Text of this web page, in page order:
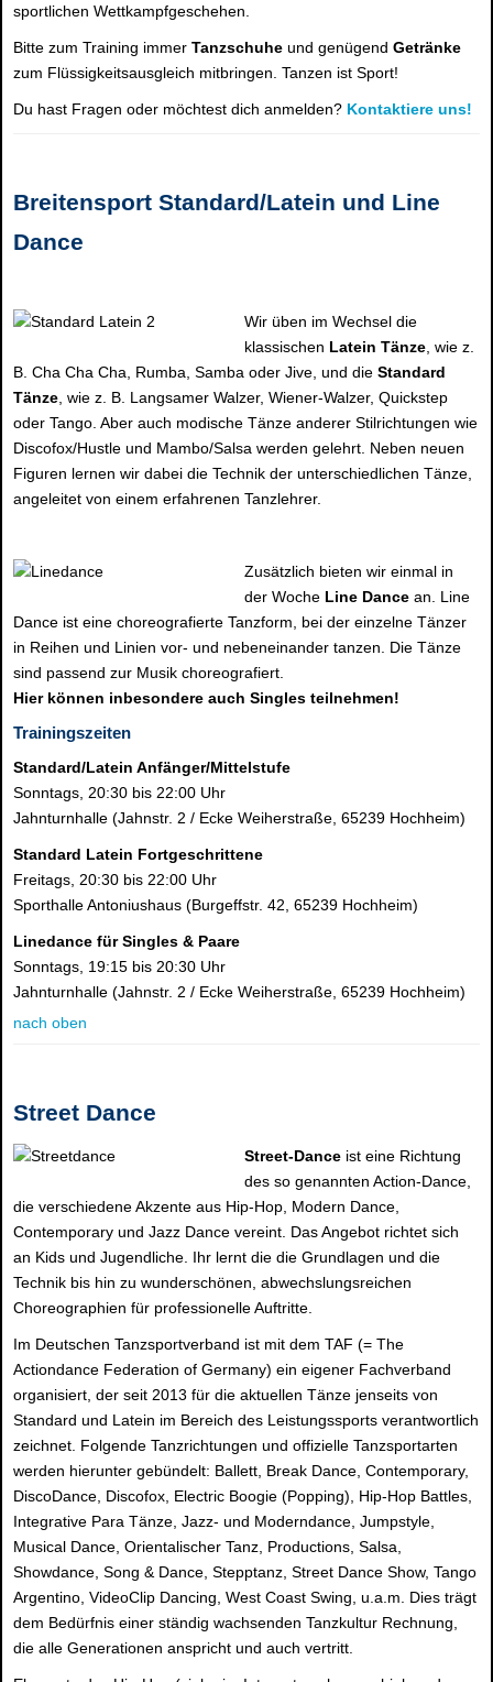
sportlichen Wettkampfgeschehen.
Bitte zum Training immer Tanzschuhe und genügend Getränke
zum Flüssigkeitsausgleich mitbringen. Tanzen ist Sport!
Du hast Fragen oder möchtest dich anmelden? Kontaktiere uns!
Breitensport Standard/Latein und Line
Dance
Wir üben im Wechsel die
klassischen Latein Tänze , wie z.
B. Cha Cha Cha, Rumba, Samba oder Jive, und die Standard
Tänze , wie z. B. Langsamer Walzer, Wiener-Walzer, Quickstep
oder Tango. Aber auch modische Tänze anderer Stilrichtungen wie
Discofox/Hustle und Mambo/Salsa werden gelehrt. Neben neuen
Figuren lernen wir dabei die Technik der unterschiedlichen Tänze,
angeleitet von einem erfahrenen Tanzlehrer.
Zusätzlich bieten wir einmal in
der Woche Line Dance an. Line
Dance ist eine choreografierte Tanzform, bei der einzelne Tänzer
in Reihen und Linien vor- und nebeneinander tanzen. Die Tänze
sind passend zur Musik choreografiert.
Hier können inbesondere auch Singles teilnehmen!
Trainingszeiten
Standard/Latein Anfänger/Mittelstufe
Sonntags, 20:30 bis 22:00 Uhr
Jahnturnhalle (Jahnstr. 2 / Ecke Weiherstraße, 65239 Hochheim)
Standard Latein Fortgeschrittene
Freitags, 20:30 bis 22:00 Uhr
Sporthalle Antoniushaus (Burgeffstr. 42, 65239 Hochheim)
Linedance für Singles & Paare
Sonntags, 19:15 bis 20:30 Uhr
Jahnturnhalle (Jahnstr. 2 / Ecke Weiherstraße, 65239 Hochheim)
nach oben
Street Dance
Street-Dance ist eine Richtung
des so genannten Action-Dance,
die verschiedene Akzente aus Hip-Hop, Modern Dance,
Contemporary und Jazz Dance vereint. Das Angebot richtet sich
an Kids und Jugendliche. Ihr lernt die die Grundlagen und die
Technik bis hin zu wunderschönen, abwechslungsreichen
Choreographien für professionelle Auftritte.
Im Deutschen Tanzsportverband ist mit dem TAF (= The
Actiondance Federation of Germany) ein eigener Fachverband
organisiert, der seit 2013 für die aktuellen Tänze jenseits von
Standard und Latein im Bereich des Leistungssports verantwortlich
zeichnet. Folgende Tanzrichtungen und offizielle Tanzsportarten
werden hierunter gebündelt: Ballett, Break Dance, Contemporary,
DiscoDance, Discofox, Electric Boogie (Popping), Hip-Hop Battles,
Integrative Para Tänze, Jazz- und Moderndance, Jumpstyle,
Musical Dance, Orientalischer Tanz, Productions, Salsa,
Showdance, Song & Dance, Stepptanz, Street Dance Show, Tango
Argentino, VideoClip Dancing, West Coast Swing, u.a.m. Dies trägt
dem Bedürfnis einer ständig wachsenden Tanzkultur Rechnung,
die alle Generationen anspricht und auch vertritt.